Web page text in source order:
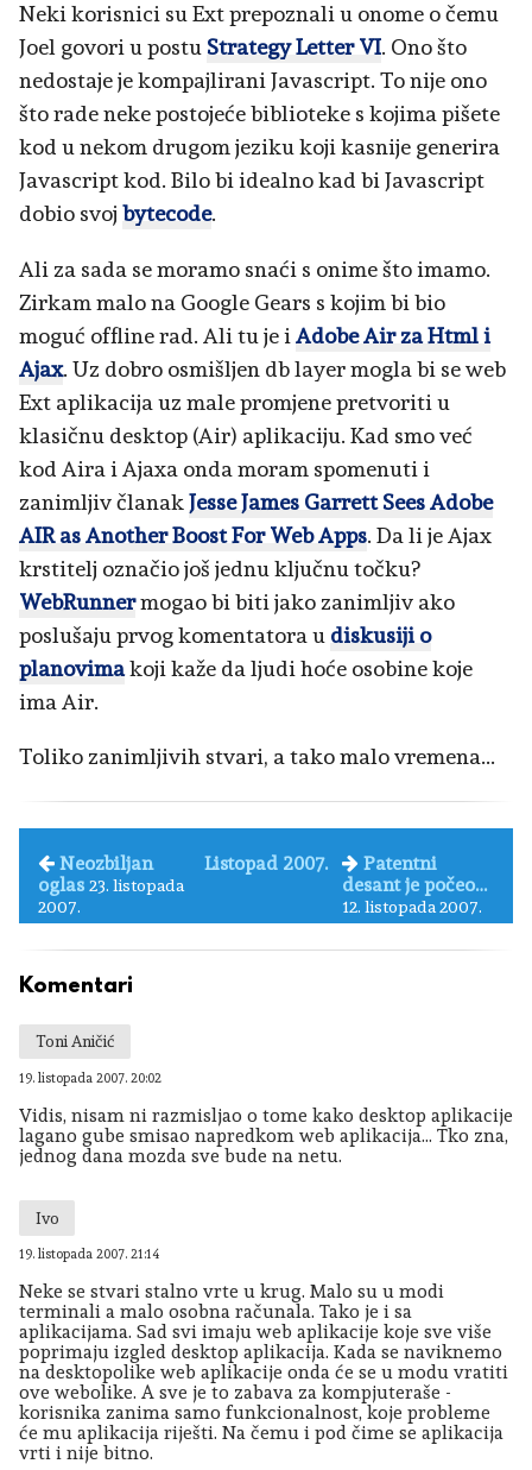
Neki korisnici su Ext prepoznali u onome o čemu
Joel govori u postu Strategy Letter VI. Ono što
nedostaje je kompajlirani Javascript. To nije ono
što rade neke postojeće biblioteke s kojima pišete
kod u nekom drugom jeziku koji kasnije generira
Javascript kod. Bilo bi idealno kad bi Javascript
dobio svoj bytecode.
Ali za sada se moramo snaći s onime što imamo.
Zirkam malo na Google Gears s kojim bi bio
moguć offline rad. Ali tu je i Adobe Air za Html i
Ajax. Uz dobro osmišljen db layer mogla bi se web
Ext aplikacija uz male promjene pretvoriti u
klasičnu desktop (Air) aplikaciju. Kad smo već
kod Aira i Ajaxa onda moram spomenuti i
zanimljiv članak Jesse James Garrett Sees Adobe
AIR as Another Boost For Web Apps. Da li je Ajax
krstitelj označio još jednu ključnu točku?
WebRunnermogao bi biti jako zanimljiv ako
poslušaju prvog komentatora u diskusiji o
planovimakoji kaže da ljudi hoće osobine koje
ima Air.
Toliko zanimljivih stvari, a tako malo vremena...
Neozbiljan
oglas 23. listopada
2007.
Listopad 2007.
Patentni
desant je počeo…
12. listopada 2007.
Komentari
Toni Aničić
19. listopada 2007. 20:02
Vidis, nisam ni razmisljao o tome kako desktop aplikacije
lagano gube smisao napredkom web aplikacija... Tko zna,
jednog dana mozda sve bude na netu.
Ivo
19. listopada 2007. 21:14
Neke se stvari stalno vrte u krug. Malo su u modi
terminali a malo osobna računala. Tako je i sa
aplikacijama. Sad svi imaju web aplikacije koje sve više
poprimaju izgled desktop aplikacija. Kada se naviknemo
na desktopolike web aplikacije onda će se u modu vratiti
ove webolike. A sve je to zabava za kompjuteraše -
korisnika zanima samo funkcionalnost, koje probleme
će mu aplikacija riješti. Na čemu i pod čime se aplikacija
vrti i nije bitno.